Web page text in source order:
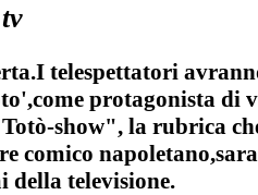
telespettatori
protagonista di
show", la rubrica
comico
della televisione.